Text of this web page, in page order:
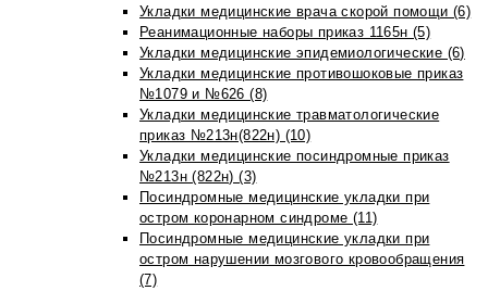
Укладки медицинские врача скорой помощи (6)
Реанимационные наборы приказ 1165н (5)
Укладки медицинские эпидемиологические (6)
Укладки медицинские противошоковые приказ
№1079 и №626 (8)
Укладки медицинские травматологические
приказ №213н(822н) (10)
Укладки медицинские посиндромные приказ
№213н (822н) (3)
Посиндромные медицинские укладки при
остром коронарном синдроме (11)
Посиндромные медицинские укладки при
остром нарушении мозгового кровообращения
(7)